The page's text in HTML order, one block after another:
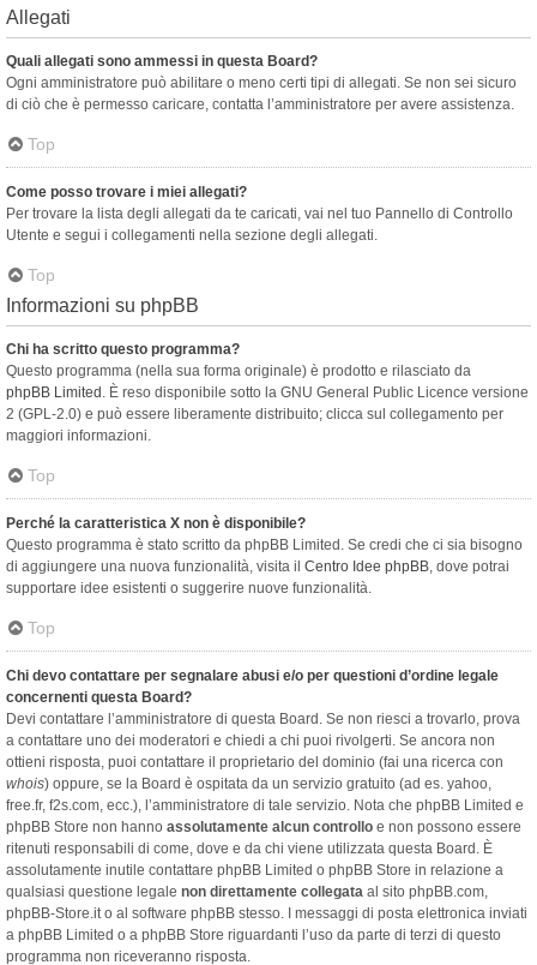
Allegati
Quali allegati sono ammessi in questa Board?
Ogni amministratore può abilitare o meno certi tipi di allegati. Se non sei sicuro
di ciò che è permesso caricare, contatta l’amministratore per avere assistenza.
Top
Come posso trovare i miei allegati?
Per trovare la lista degli allegati da te caricati, vai nel tuo Pannello di Controllo
Utente e segui i collegamenti nella sezione degli allegati.
Top
Informazioni su phpBB
Chi ha scritto questo programma?
Questo programma (nella sua forma originale) è prodotto e rilasciato da
phpBB Limited . È reso disponibile sotto la GNU General Public Licence versione
2 (GPL-2.0) e può essere liberamente distribuito; clicca sul collegamento per
maggiori informazioni.
Top
Perché la caratteristica X non è disponibile?
Questo programma è stato scritto da phpBB Limited. Se credi che ci sia bisogno
di aggiungere una nuova funzionalità, visita il Centro Idee phpBB, dove potrai
supportare idee esistenti o suggerire nuove funzionalità.
Top
Chi devo contattare per segnalare abusi e/o per questioni d’ordine legale
concernenti questa Board?
Devi contattare l’amministratore di questa Board. Se non riesci a trovarlo, prova
a contattare uno dei moderatori e chiedi a chi puoi rivolgerti. Se ancora non
ottieni risposta, puoi contattare il proprietario del dominio (fai una ricerca con
whois) oppure, se la Board è ospitata da un servizio gratuito (ad es. yahoo,
free.fr, f2s.com, ecc.), l’amministratore di tale servizio. Nota che phpBB Limited e
phpBB Store non hanno assolutamente alcun controllo e non possono essere
ritenuti responsabili di come, dove e da chi viene utilizzata questa Board. È
assolutamente inutile contattare phpBB Limited o phpBB Store in relazione a
qualsiasi questione legale non direttamente collegata al sito phpBB.com,
phpBB-Store.it o al software phpBB stesso. I messaggi di posta elettronica inviati
a phpBB Limited o a phpBB Store riguardanti l’uso da parte di terzi di questo
programma non riceveranno risposta.